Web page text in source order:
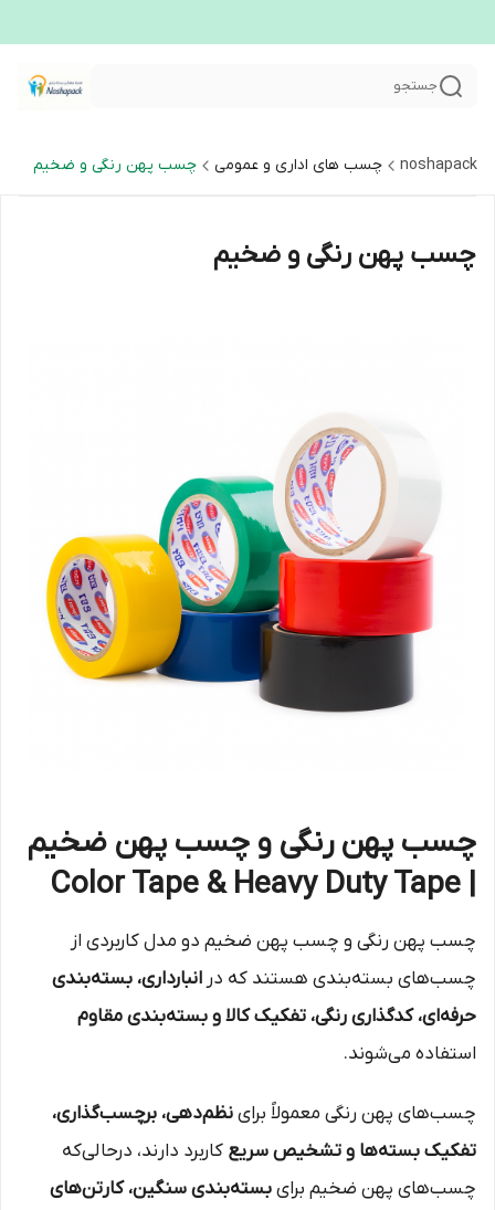
جستجو
noshapack چسب های اداری و عمومی چسب پهن رنگی و ضخیم
چسب پهن رنگی و ضخیم
چسب پهن رنگی و چسب پهن ضخیم
چسب پهن رنگی و چسب پهن ضخیم دو مدل کاربردی از
چسب‌های بسته‌بندی هستند که در انبارداری، بسته‌بندی
حرفه‌ای، کدگذاری رنگی، تفکیک کالا و بسته‌بندی مقاوم
استفاده می‌شوند.
چسب‌های پهن رنگی معمولاً براینظم‌دهی، برچسب‌گذاری،
تفکیک بسته‌ها و تشخیص سریع کاربرد دارند، درحالی‌که
چسب‌های پهن ضخیم برایبسته‌بندی سنگین، کارتن‌های